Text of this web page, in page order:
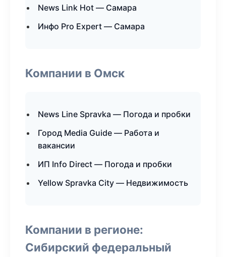
News Link Hot — Самара
Инфо Pro Expert — Самара
Компании в Омск
News Line Spravka — Погода и пробки
Город Media Guide — Работа и
вакансии
ИП Info Direct — Погода и пробки
Yellow Spravka City — Недвижимость
Компании в регионе:
Сибирский федеральный